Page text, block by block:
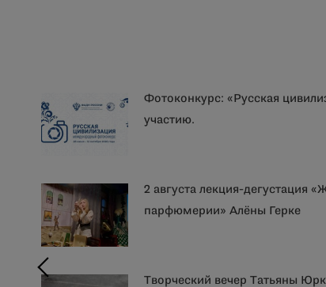
Фотоконкурс: «Русская
участию.
2 августа лекция-дегустация
парфюмерии» Алёны Герке
Творческий вечер Татьяны